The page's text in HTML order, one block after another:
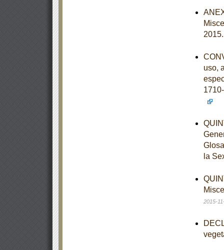
uso,
la
2015-